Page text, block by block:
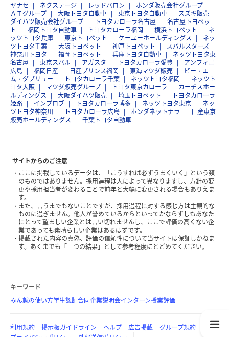
ヤナセ ネクステージ レッドバロン
ホンダ販売会社グループ
ＡＴグループ
大阪トヨタ自動車 東京トヨタ自動車
スズキ販売
ダイハツ販売会社グループ
トヨタカローラ名古屋
名古屋トヨペッ
ト
福岡トヨタ自動車 トヨタカローラ福岡 横浜トヨペット
ネ
ッツトヨタ兵庫
東京トヨペット ケーユーホールディングス
ネッ
ツトヨタ千葉
大阪トヨペット 神戸トヨペット
スバルスターズ
神奈川トヨタ
福岡トヨペット 兵庫トヨタ自動車
ネッツトヨタ東
名古屋
東京スバル アガスタ トヨタカローラ愛豊
アンフィニ
広島
福岡日産 日産プリンス福岡 東海マツダ販売
ビー・エ
ム・ダブリュー
トヨタカローラ千葉 ネッツトヨタ福岡
ネッツト
ヨタ大阪
マツダ販売グループ トヨタ東京カローラ
カーチスホー
ルディングス
大阪ダイハツ販売 埼玉トヨペット
トヨタカローラ
姫路
インプロブ トヨタカローラ博多 ネッツトヨタ東京
ネッ
ツトヨタ神奈川
トヨタカローラ広島 ホンダネットナラ
日産東京
販売ホールディングス
千葉トヨタ自動車
サイトからのご注意
ここに掲載しているデータは、「こうすれば必ずうまくいく」という類
のものではありません。採用過程は人によって異なりますし、方針の変
更や採用担当者が変わることで前年と大幅に変更される場合もありえま
す。
また、言うまでもないことですが、採用過程に対する感じ方は主観的な
ものに過ぎません。他人が誉めているからといってかならずしもあなた
にとって望ましい企業とは言い切れませんし、ここで評価の高くない企
業であっても素晴らしい企業はあるはずです。
掲載された内容の真偽、評価の信頼性について当サイトは保証しかねま
す。あくまでも「一つの結果」として参考程度にとどめてください。
キーワード
みん就の使い方学生認証合同企業説明会インターン授業評価
利用規約 掲示板ガイドライン ヘルプ 広告掲載
グループ規約